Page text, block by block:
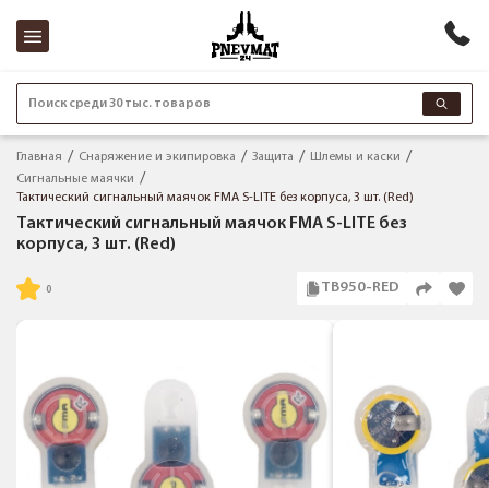
Поиск среди 30 тыс. товаров
Главная Снаряжение и экипировка Защита
Шлемы и каски
Сигнальные маячки
Тактический сигнальный маячок FMA S-LITE без корпуса, 3 шт. (Red)
Тактический сигнальный маячок FMA S-LITE без
корпуса, 3 шт. (Red)
TB950-RED